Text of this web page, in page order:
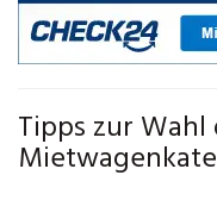
Tipps zur